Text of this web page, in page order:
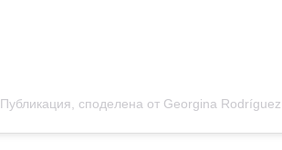
Публикация, споделена от Georgina